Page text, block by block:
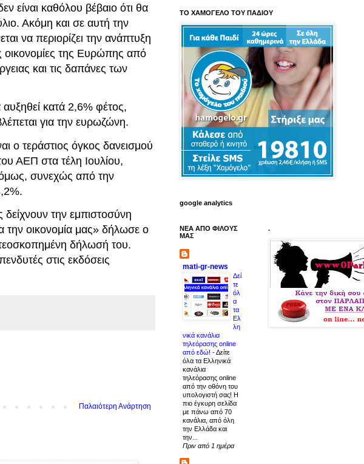
είναι καθόλου βέβαιο ότι θα
Ακόμη και σε αυτή την
να περιορίζει την ανάπτυξη
οικονομίες της Ευρώπης από
και τις δαπάνες των
κατά 2,6% φέτος,
για την ευρωζώνη.
ο τεράστιος όγκος δανεισμού
ΑΕΠ στα τέλη Ιουλίου,
όμως, συνεχώς από την
δείχνουν την εμπιστοσύνη
την οικονομία μας» δήλωσε ο
δήλωσή του.
στις εκδόσεις
Παλαιότερη Ανάρτηση
ΤΟ ΧΑΜΟΓΕΛΟ ΤΟΥ ΠΑΔΙΟΥ
google analytics
ΝΕΑ ΑΠΟ ΦΙΛΟΥΣ
ΜΑΣ
mati-gr-news
Δεί
τε
όλ
α
τα
Ελ
λη
νικά κανάλια
τηλεόρασης online
από εδώ! -Δείτε
όλα τα Ελληνικά
κανάλια
τηλεόρασης online
από την οθόνη του
υπολογιστή σας! Η
πιο έγκυρη σελίδα
με πάνω από 70
κανάλια, από όλη
την Ελλάδα και
την...
Πριν από 1 ημέρα
.